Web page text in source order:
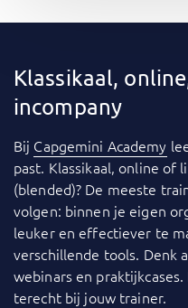
Klassikaal,
incompany
Bij Capgemini Academy
past. Klassikaal, online of
(blended)? De meeste
volgen: binnen je eigen
leuker en effectiever te
verschillende tools. Denk
webinars en
terecht bij jouw trainer.